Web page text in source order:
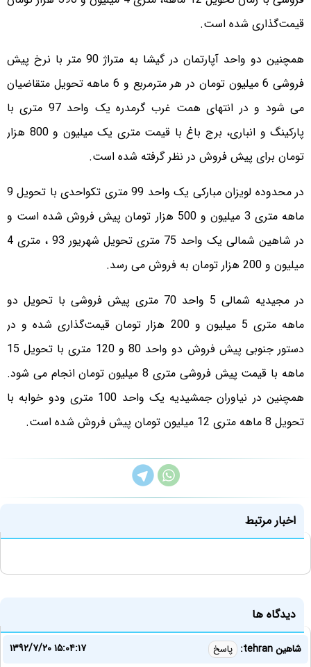
قیمت‌گذاری شده است.
همچنین دو واحد آپارتمان در گیشا به متراژ 90 متر با نرخ پیش
فروشی 6 میلیون تومان در هر مترمربع و 6 ماهه تحویل متقاضیان
می شود و در انتهای همت غرب گرمدره یک واحد 97 متری با
پارکینگ و انباری، برج باغ با قیمت متری یک میلیون و 800 هزار
تومان برای پیش فروش در نظر گرفته شده است.
در محدوده لویزان مبارکی یک واحد 99 متری تکواحدی با تحویل 9
ماهه متری 3 میلیون و 500 هزار تومان پیش فروش شده است و
در شاهین شمالی یک واحد 75 متری تحویل شهریور 93 ، متری 4
میلیون و 200 هزار تومان به فروش می رسد.
در مجیدیه شمالی 5 واحد 70 متری پیش فروشی با تحویل دو
ماهه متری 5 میلیون و 200 هزار تومان قیمت‌گذاری شده و در
دستور جنوبی پیش فروش دو واحد 80 و 120 متری با تحویل 15
ماهه با قیمت پیش فروشی متری 8 میلیون تومان انجام می شود.
همچنین در نیاوران جمشیدیه یک واحد 100 متری ودو خوابه با
تحویل 8 ماهه متری 12 میلیون تومان پیش فروش شده است.
اخبار مرتبط
دیدگاه ها
شاهین tehran: پاسخ
۱۳۹۲/۷/۲۰ ۱۵:۰۴:۱۷